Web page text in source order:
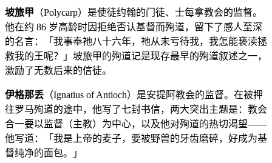
坡旅甲 （Polycarp）是使徒约翰的门徒、士每拿教会的监督。
他在约 86 岁高龄时因拒绝否认基督而殉道，留下了感人至深
的名言：「我事奉祂八十六年，祂从未亏待我，我怎能亵渎拯
救我的王呢？」坡旅甲的殉道记是现存最早的殉道叙述之一，
激励了无数后来的信徒。
伊格那丢 （Ignatius of Antioch）是安提阿教会的监督。在被押
往罗马殉道的途中，他写了七封书信，两大突出主题是：教会
合一要以监督（主教）为中心，以及他对殉道的热切渴望——
他写道：「我是上帝的麦子，要被野兽的牙齿磨碎，好成为基
督纯净的面包。」